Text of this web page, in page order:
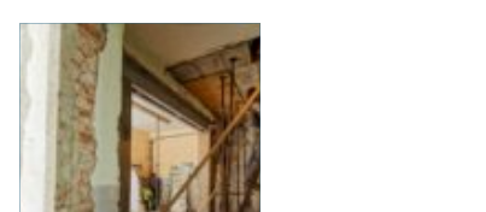
större
bostadsrättsförening
som byggs om. Syftet är
att få en oberoende och
professionell granskning
av entreprenaden ...